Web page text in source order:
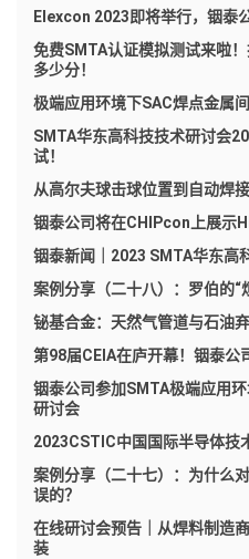
Elexcon 2023即将举行，铟泰
免费SMTA认证模拟测试来啦
多少分！
极端应用环境下SAC焊点金属
SMTA华东高科技技术研讨会
试！
从高尔夫球击球位置到自动焊
铟泰公司将在CHIPcon上展示
铟泰新闻｜2023 SMTA华东高
案例分享（二十八）：罗伯的“
铋基合金：天然气管道与石油
第98届CEIA在庐开幕！铟泰公
铟泰公司参加SMTA极端应用
研讨会
2023CSTIC中国国际半导体技
案例分享（二十七）：为什么
误的？
在线研讨会预告｜从焊料制造
装